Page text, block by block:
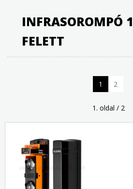
INFRASOROMPÓ
FELETT
1 2
1. oldal / 2